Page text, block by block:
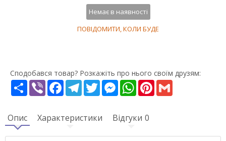
Немає в наявності
ПОВІДОМИТИ, КОЛИ БУДЕ
Сподобався товар? Розкажіть про нього своїм друзям:
Share Viber FacebookTelegramTwitterMessengerWhatsApp
Pinterest
Опис Характеристики Відгуки 0